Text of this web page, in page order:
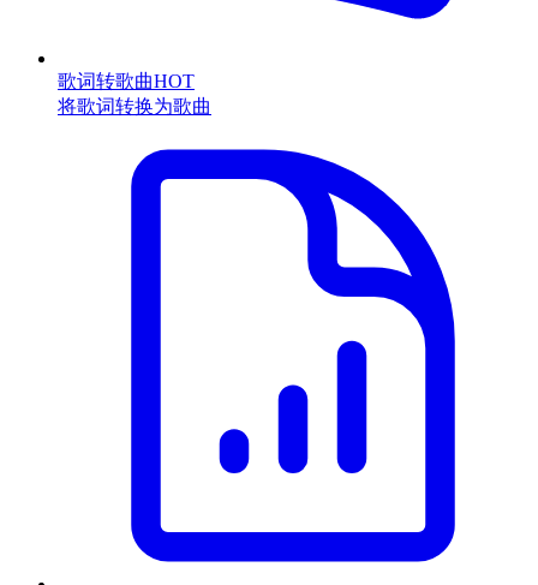
歌词转歌曲HOT
将歌词转换为歌曲